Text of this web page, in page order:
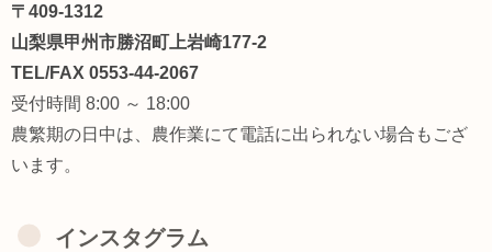
〒409-1312
山梨県甲州市勝沼町上岩崎177-2
TEL/FAX 0553-44-2067
受付時間 8:00 ～ 18:00
農繁期の日中は、農作業にて電話に出られない場合もござ
います。
インスタグラム